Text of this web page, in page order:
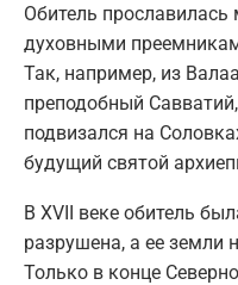
Обитель
духовными
Так, например, из
преподобный
подвизался на
будущий святой
В XVII веке обитель
разрушена, а ее земли
Только в конце